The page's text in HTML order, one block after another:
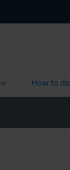
How to do
current